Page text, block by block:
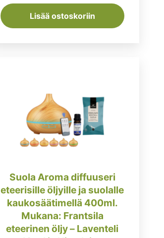
Lisää ostoskoriin
Suola Aroma diffuuseri
eteerisille öljyille ja suolalle
kaukosäätimellä 400ml.
Mukana: Frantsila
eteerinen öljy – Laventeli